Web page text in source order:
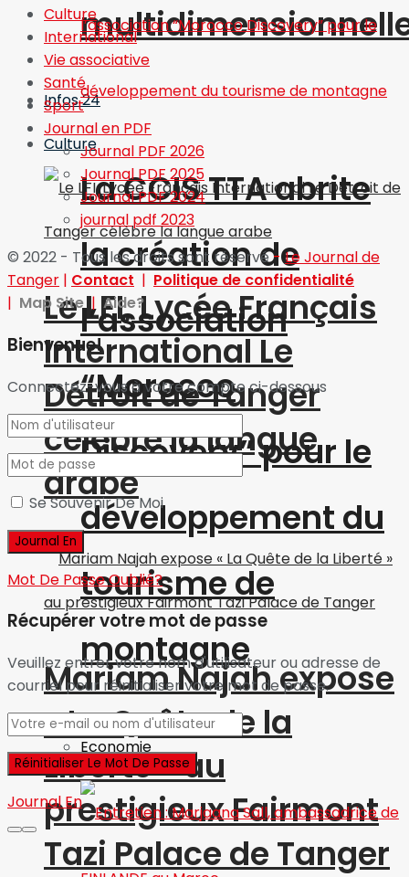
Infos 24
Culture
Le LFI, Lycée Français
International Le
Détroit de Tanger
célèbre la langue
arabe
Mariam Najah expose
« La Quête de la
Liberté » au
prestigieux Fairmont
Tazi Palace de Tanger
La CCIS TTA abrite
la création de
l’association
“Morocco
Discovery” pour le
développement du
tourisme de
montagne
Economie
Culture
International
Vie associative
Santé
Sport
Journal en PDF
Journal PDF 2026
Journal PDF 2025
Journal PDF 2024
journal pdf 2023
© 2022 - Tous les droits sont réservé- Le Journal de
Tanger | Contact | Politique de confidentialité
| Map Site| Aide?
Bienvenue!
Connectez-vous à votre compte ci-dessous
Se Souvenir De Moi
Mot De Passe Oublié?
Récupérer votre mot de passe
Veuillez entrer votre nom d'utilisateur ou adresse de
courriel pour réinitialiser votre mot de passe.
Journal En